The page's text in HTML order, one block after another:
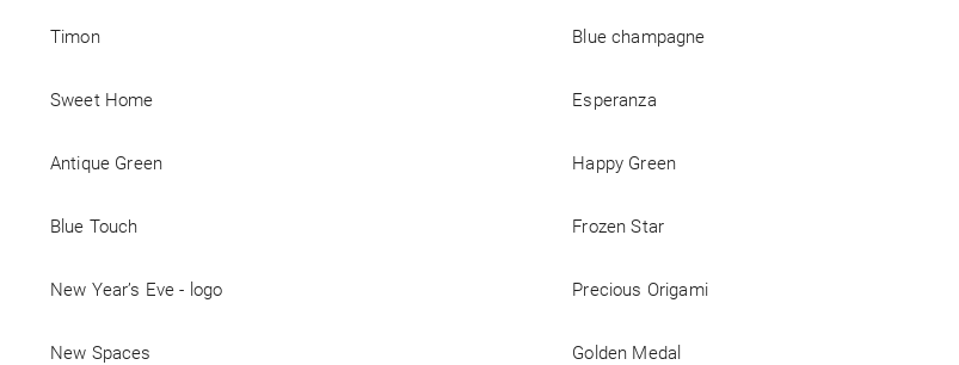
Timon Blue champagne
Sweet Home Esperanza
Antique Green Happy Green
Blue Touch Frozen Star
New Year’s Eve - logo Precious Origami
New Spaces Golden Medal